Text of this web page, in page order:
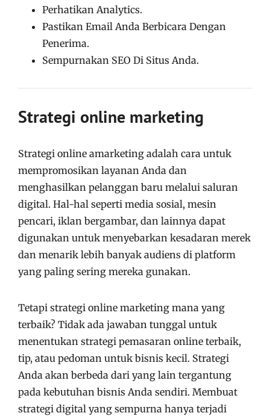
Perhatikan Analytics.
Pastikan Email Anda Berbicara Dengan
Penerima.
Sempurnakan SEO Di Situs Anda.
Strategi online marketing
Strategi online amarketing adalah cara untuk
mempromosikan layanan Anda dan
menghasilkan pelanggan baru melalui saluran
digital. Hal-hal seperti media sosial, mesin
pencari, iklan bergambar, dan lainnya dapat
digunakan untuk menyebarkan kesadaran merek
dan menarik lebih banyak audiens di platform
yang paling sering mereka gunakan.
Tetapi strategi online marketing mana yang
terbaik? Tidak ada jawaban tunggal untuk
menentukan strategi pemasaran online terbaik,
tip, atau pedoman untuk bisnis kecil. Strategi
Anda akan berbeda dari yang lain tergantung
pada kebutuhan bisnis Anda sendiri. Membuat
strategi digital yang sempurna hanya terjadi